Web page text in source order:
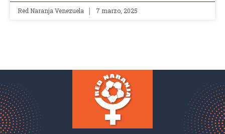
Red Naranja Venezuela 7 marzo, 2025